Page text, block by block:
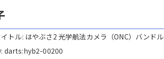
トル: はやぶさ2 光学航法カメラ（ONC）バンドル
darts:hyb2-00200